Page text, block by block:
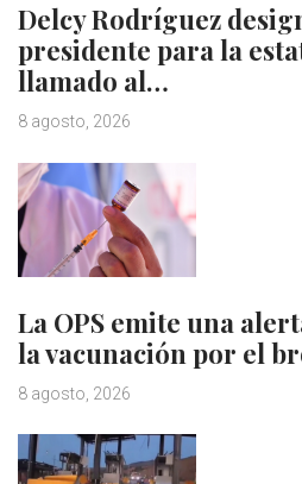
Delcy Rodríguez
presidente para la
llamado al…
8 agosto, 2026
La OPS emite una
la vacunación por el
8 agosto, 2026